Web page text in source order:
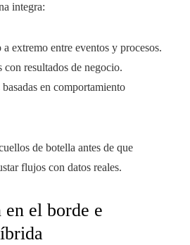
integra:
a extremo entre eventos y procesos.
con resultados de negocio.
en comportamiento
de botella antes de que
flujos con datos reales.
el borde e